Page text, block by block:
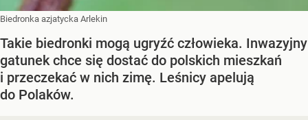
Biedronka azjatycka Arlekin
Takie biedronki mogą ugryźć człowieka. Inwazyjny
gatunek chce się dostać do polskich mieszkań
i przeczekać w nich zimę. Leśnicy apelują
do Polaków.